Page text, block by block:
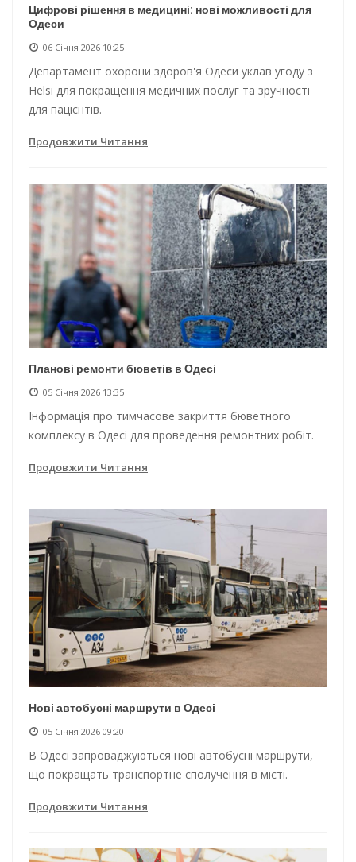
Цифрові рішення в медицині: нові можливості для
Одеси
06 Січня 2026 10:25
Департамент охорони здоров'я Одеси уклав угоду з
Helsi для покращення медичних послуг та зручності
для пацієнтів.
Продовжити Читання
Планові ремонти бюветів в Одесі
05 Січня 2026 13:35
Інформація про тимчасове закриття бюветного
комплексу в Одесі для проведення ремонтних робіт.
Продовжити Читання
Нові автобусні маршрути в Одесі
05 Січня 2026 09:20
В Одесі запроваджуються нові автобусні маршрути,
що покращать транспортне сполучення в місті.
Продовжити Читання